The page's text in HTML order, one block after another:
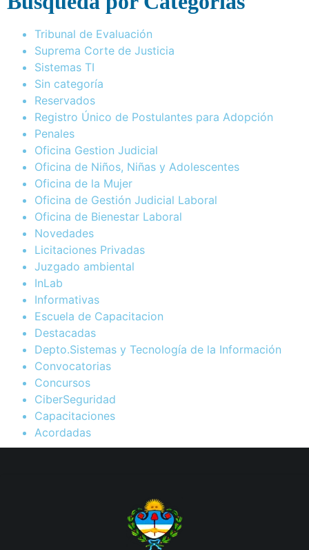
Tribunal de Evaluación
Suprema Corte de Justicia
Sistemas TI
Sin categoría
Reservados
Registro Único de Postulantes para Adopción
Penales
Oficina Gestion Judicial
Oficina de Niños, Niñas y Adolescentes
Oficina de la Mujer
Oficina de Gestión Judicial Laboral
Oficina de Bienestar Laboral
Novedades
Licitaciones Privadas
Juzgado ambiental
InLab
Informativas
Escuela de Capacitacion
Destacadas
Depto.Sistemas y Tecnología de la Información
Convocatorias
Concursos
CiberSeguridad
Capacitaciones
Acordadas